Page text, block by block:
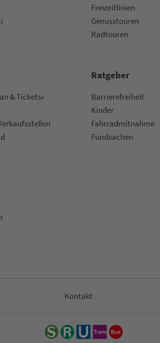
Frei­zeit­li­ni­en
Genusstouren
Radtouren
& Tickets«
Rat­ge­ber
Bar­ri­e­re­frei­heit
Kinder
Fahr­rad­mit­nah­me
Fund­sachen
Kon­takt